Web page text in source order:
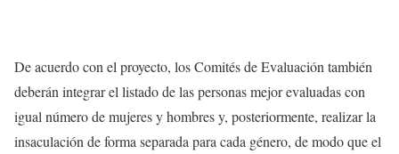
De acuerdo con el proyecto, los Comités de Evaluación también
deberán integrar el listado de las personas mejor evaluadas con
igual número de mujeres y hombres y, posteriormente, realizar la
insaculación de forma separada para cada género, de modo que el